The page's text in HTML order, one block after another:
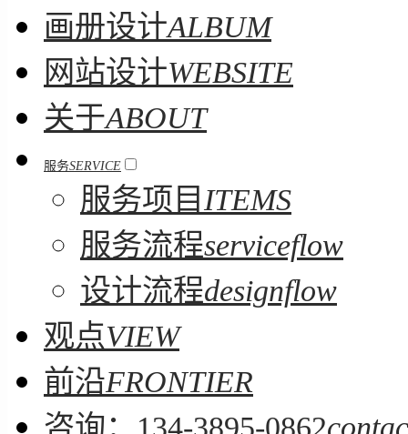
画册设计ALBUM
网站设计WEBSITE
关于ABOUT
服务SERVICE
服务项目 ITEMS
服务流程serviceflow
设计流程designflow
观点VIEW
前沿FRONTIER